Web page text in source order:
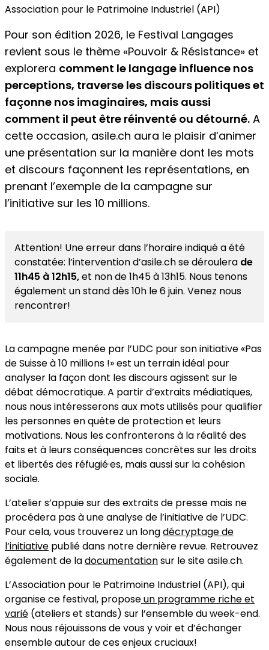
Association pour le Patrimoine Industriel (API)
Pour son édition 2026, le Festival Langages
revient sous le thème «Pouvoir & Résistance» et
explorera comment le langage influence nos
perceptions, traverse les discours politiques et
façonne nos imaginaires, mais aussi
comment il peut être réinventé ou détourné. A
cette occasion, asile.ch aura le plaisir d’animer
une présentation sur la manière dont les mots
et discours façonnent les représentations, en
prenant l’exemple de la campagne sur
l’initiative sur les 10 millions.
Attention! Une erreur dans l’horaire indiqué a été
constatée: l’intervention d’asile.ch se déroulera de
11h45 à 12h15,et non de 1h45 à 13h15. Nous tenons
également un stand dès 10h le 6 juin. Venez nous
rencontrer!
La campagne menée par l’UDC pour son initiative «Pas
de Suisse à 10 millions !» est un terrain idéal pour
analyser la façon dont les discours agissent sur le
débat démocratique. A partir d’extraits médiatiques,
nous nous intéresserons aux mots utilisés pour qualifier
les personnes en quête de protection et leurs
motivations. Nous les confronterons à la réalité des
faits et à leurs conséquences concrètes sur les droits
et libertés des réfugié·es, mais aussi sur la cohésion
sociale.
L’atelier s’appuie sur des extraits de presse mais ne
procédera pas à une analyse de l’initiative de l’UDC.
Pour cela, vous trouverez un longdécryptage de
l’initiative publié dans notre dernière revue. Retrouvez
également de ladocumentationsur le site asile.ch.
L’Association pour le Patrimoine Industriel (API), qui
organise ce festival, proposeun programme riche et
varié (ateliers et stands) sur l’ensemble du week-end.
Nous nous réjouissons de vous y voir et d’échanger
ensemble autour de ces enjeux cruciaux!